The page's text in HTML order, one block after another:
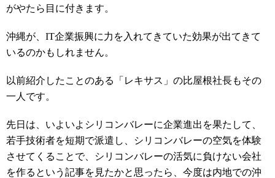
がやたら目に付きます。
沖縄が、IT企業振興に力を入れてきていた効果が出てきて
いるのかもしれません。
以前紹介したことのある「レキサス」の比屋根社長もその
一人です。
先日は、いよいよシリコンバレーに企業進出を果たして、
若手技術者を短期で派遣し、シリコンバレーの空気を体験
させてくることで、シリコンバレーの活気に負けない会社
を作るという記事を見たかと思ったら、今度は内地での沖